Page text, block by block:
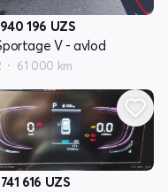
196 UZS
V - avlod
61 000 km
616 UZS